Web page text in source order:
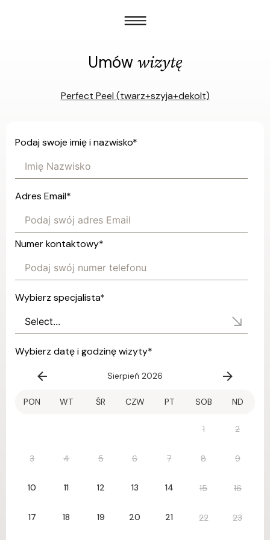
Umów wizytę
Perfect Peel (twarz+szyja+dekolt)
Podaj swoje imię i nazwisko*
Adres Email*
Numer kontaktowy*
Wybierz specjalista*
Wybierz datę i godzinę wizyty*
Sierpień 2026
PON WT ŚR CZW PT SOB ND
1 2
3 4 5 6 7 8 9
10 11 12 13 14 15 16
17 18 19 20 21 22 23